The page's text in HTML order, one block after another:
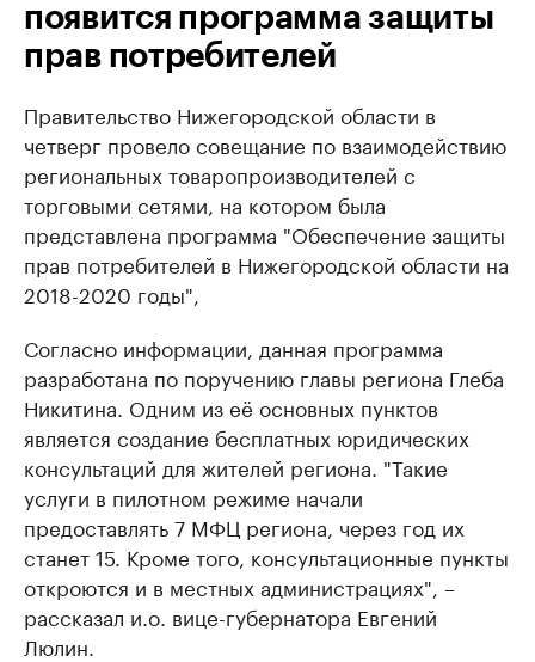
появится программа защиты
прав потребителей
Правительство Нижегородской области в
четверг провело совещание по взаимодействию
региональных товаропроизводителей с
торговыми сетями, на котором была
представлена программа "Обеспечение защиты
прав потребителей в Нижегородской области на
2018-2020 годы",
Согласно информации, данная программа
разработана по поручению главы региона Глеба
Никитина. Одним из её основных пунктов
является создание бесплатных юридических
консультаций для жителей региона. "Такие
услуги в пилотном режиме начали
предоставлять 7 МФЦ региона, через год их
станет 15. Кроме того, консультационные пункты
откроются и в местных администрациях", –
рассказал и.о. вице-губернатора Евгений
Люлин.